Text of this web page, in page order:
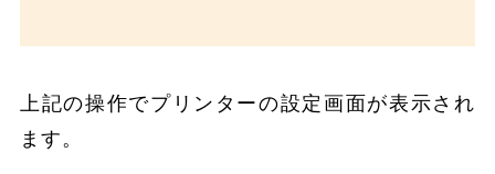
上記の操作でプリンターの設定画面が表示され
ます。